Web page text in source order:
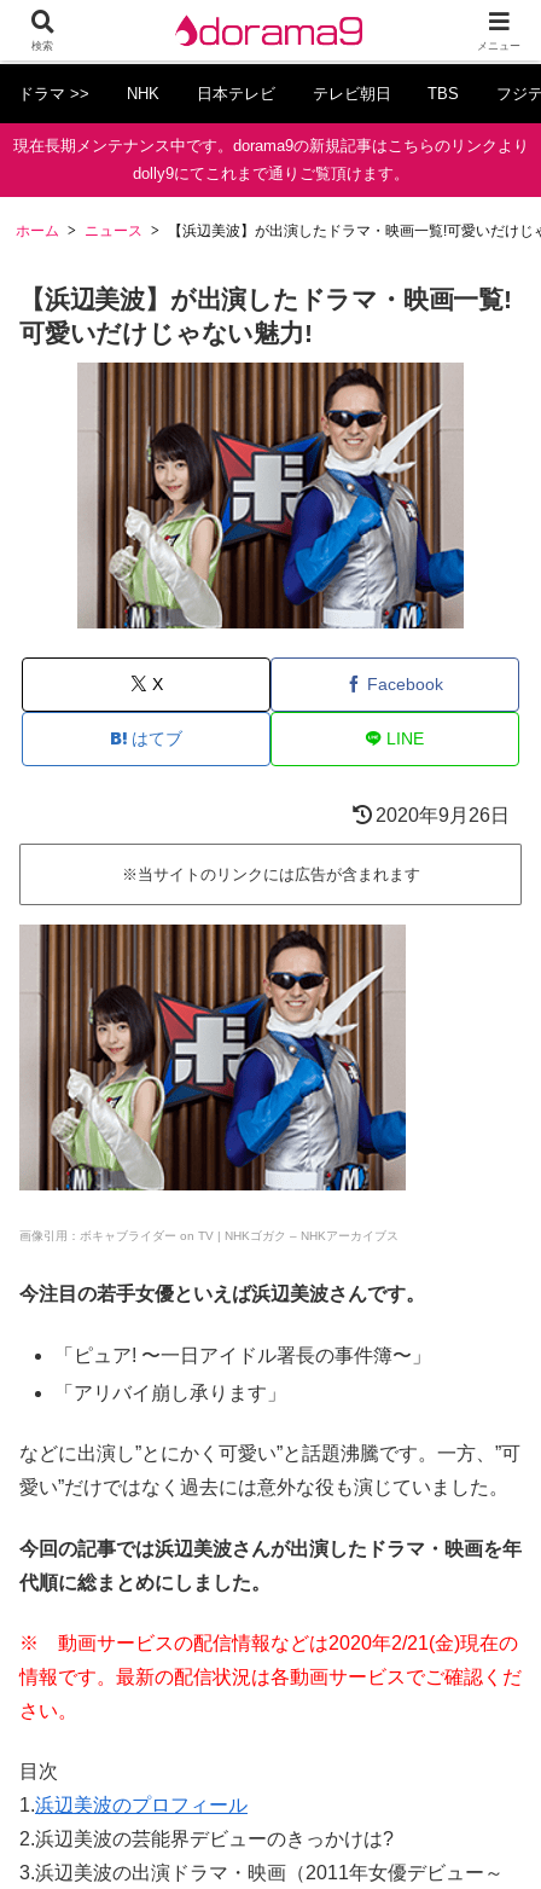
ドラマ >> NHK 日本テレビ テレビ朝日 TBS フジ
現在長期メンテナンス中です。dorama9の新規記事はこちらのリンクより
dolly9にてこれまで通りご覧頂けます。
ホーム ニュース 【浜辺美波】が出演したドラマ・映画一覧!可愛いだけじ
【浜辺美波】が出演したドラマ・映画一覧!
可愛いだけじゃない魅力!
X Facebook
はてブ LINE
2020年9月26日
※当サイトのリンクには広告が含まれます
画像引用：ボキャブライダー on TV | NHKゴガク – NHKアーカイブス
今注目の若手女優といえば浜辺美波さんです。
「ピュア! 〜一日アイドル署長の事件簿〜」
「アリバイ崩し承ります」
などに出演し”とにかく可愛い”と話題沸騰です。一方、”可
愛い”だけではなく過去には意外な役も演じていました。
今回の記事では浜辺美波さんが出演したドラマ・映画を年
代順に総まとめにしました。
※ 動画サービスの配信情報などは2020年2/21(金)現在の
情報です。最新の配信状況は各動画サービスでご確認くだ
さい。
目次
1.浜辺美波のプロフィール
2.浜辺美波の芸能界デビューのきっかけは?
3.浜辺美波の出演ドラマ・映画（2011年女優デビュー～
検索 メニュー